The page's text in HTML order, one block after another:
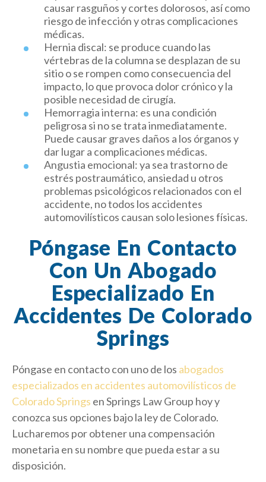
causar rasguños y cortes dolorosos, así como
riesgo de infección y otras complicaciones
médicas.
Hernia discal: se produce cuando las
vértebras de la columna se desplazan de su
sitio o se rompen como consecuencia del
impacto, lo que provoca dolor crónico y la
posible necesidad de cirugía.
Hemorragia interna: es una condición
peligrosa si no se trata inmediatamente.
Puede causar graves daños a los órganos y
dar lugar a complicaciones médicas.
Angustia emocional: ya sea trastorno de
estrés postraumático, ansiedad u otros
problemas psicológicos relacionados con el
accidente, no todos los accidentes
automovilísticos causan solo lesiones físicas.
Póngase En Contacto
Con Un Abogado
Especializado En
Accidentes De Colorado
Springs
Póngase en contacto con uno de los abogados
especializados en accidentes automovilísticos de
Colorado Springs en Springs Law Group hoy y
conozca sus opciones bajo la ley de Colorado.
Lucharemos por obtener una compensación
monetaria en su nombre que pueda estar a su
disposición.